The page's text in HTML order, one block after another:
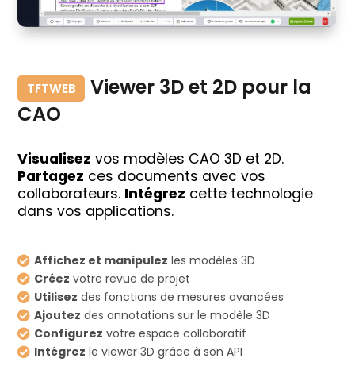
TFTWEB
Viewer 3D et 2D pour la
CAO
Visualisez vos modèles CAO 3D et 2D.
Partagez ces documents avec vos
collaborateurs. Intégrez cette technologie
dans vos applications.
 Affichez et manipulez les modèles 3D
 Créez votre revue de projet
 Utilisez des fonctions de mesures avancées
 Ajoutez des annotations sur le modèle 3D
 Configurez votre espace collaboratif
 Intégrez le viewer 3D grâce à son API